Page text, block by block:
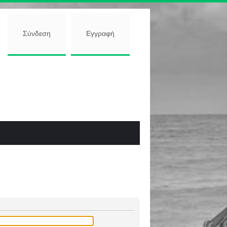
Σύνδεση Εγγραφή